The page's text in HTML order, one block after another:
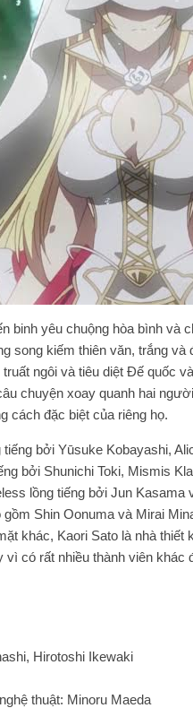
binh yêu chuộng hòa bình và
song kiếm thiên văn, trắng
truất ngôi và tiêu diệt Đế quốc
chuyện xoay quanh hai
cách đặc biệt của riêng họ.
bởi Yūsuke Kobayashi,
bởi Shunichi Toki, Mismis
lồng tiếng bởi Jun
Shin Oonuma và Mirai
khác, Kaori Sato là nhà
có rất nhiều thành viên
Hirotoshi Ikewaki
thuật: Minoru Maeda